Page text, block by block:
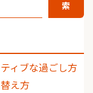
索
ィブな過ごし方
え方